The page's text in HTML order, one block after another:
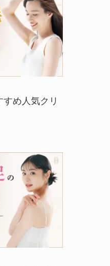
め人気クリ